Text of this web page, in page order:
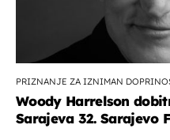
PRIZNANJE ZA IZNIMAN
Woody Harrelson
Sarajeva 32. Sarajevo